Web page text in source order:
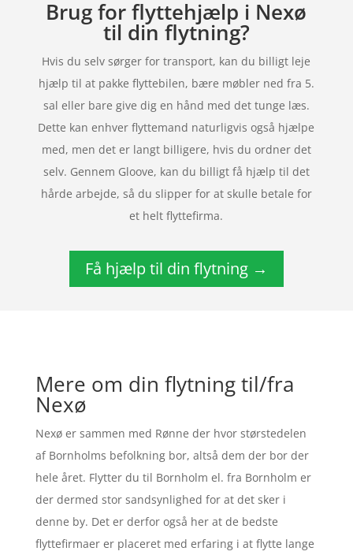
Brug for flyttehjælp i Nexø
til din flytning?
Hvis du selv sørger for transport, kan du billigt leje
hjælp til at pakke flyttebilen, bære møbler ned fra 5.
sal eller bare give dig en hånd med det tunge læs.
Dette kan enhver flyttemand naturligvis også hjælpe
med, men det er langt billigere, hvis du ordner det
selv. Gennem Gloove, kan du billigt få hjælp til det
hårde arbejde, så du slipper for at skulle betale for
et helt flyttefirma.
Få hjælp til din flytning →
Mere om din flytning til/fra
Nexø
Nexø er sammen med Rønne der hvor størstedelen
af Bornholms befolkning bor, altså dem der bor der
hele året. Flytter du til Bornholm el. fra Bornholm er
der dermed stor sandsynlighed for at det sker i
denne by. Det er derfor også her at de bedste
flyttefirmaer er placeret med erfaring i at flytte lange